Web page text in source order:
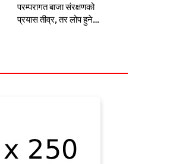
परम्परागत बाजा संरक्षणको
प्रयास तीव्र, तर लोप हुने